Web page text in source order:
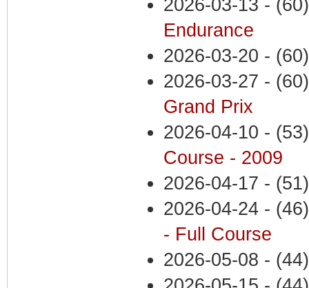
2026-03-13 -
Endurance
2026-03-20 -
2026-03-27 -
Grand Prix
2026-04-10 -
Course - 2009
2026-04-17 -
2026-04-24 -
- Full Course
2026-05-08 -